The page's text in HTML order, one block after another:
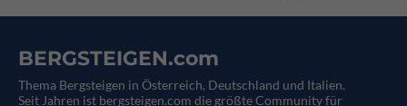
BERGSTEIGEN.com
Thema Bergsteigen in Österreich, Deutschland und Italien.
Seit Jahren ist bergsteigen.com die größte Community für